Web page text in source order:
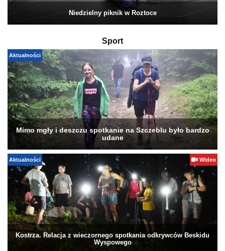
Niedzielny piknik w Roztoce
Sport
Aktualności
Mimo mgły i deszczu spotkanie na Szczeblu było bardzo
udane
Aktualności Wideo
Kostrza. Relacja z wieczornego spotkania odkrywców Beskidu
Wyspowego